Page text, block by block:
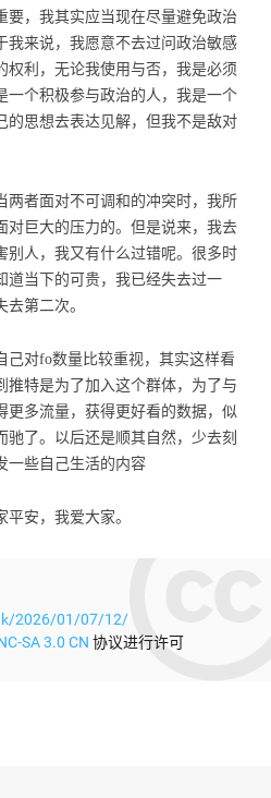
要，我其实应当现在尽量避免政治
我来说，我愿意不去过问政治敏感
权利，无论我使用与否，我是必须
一个积极参与政治的人，我是一个
的思想去表达见解，但我不是敌对
两者面对不可调和的冲突时，我所
对巨大的压力的。但是说来，我去
别人，我又有什么过错呢。很多时
道当下的可贵，我已经失去过一
第二次。
己对fo数量比较重视，其实这样看
推特是为了加入这个群体，为了与
更多流量，获得更好看的数据，似
驰了。以后还是顺其自然，少去刻
一些自己生活的内容
平安，我爱大家。
2026/01/07/12/
SA 3.0 CN 协议进行许可